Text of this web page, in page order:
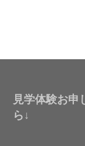
見学体験お申
ら↓